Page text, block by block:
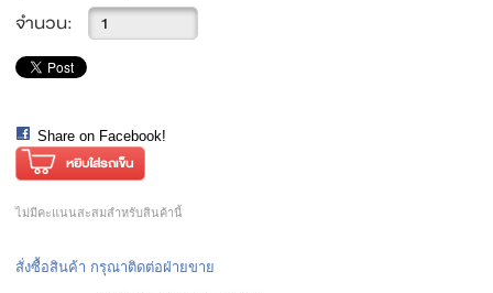
จำนวน:
Share on Facebook!
ไม่มีคะแนนสะสมสำหรับสินค้านี้
สั่งซื้อสินค้า กรุณาติดต่อฝ่ายขาย